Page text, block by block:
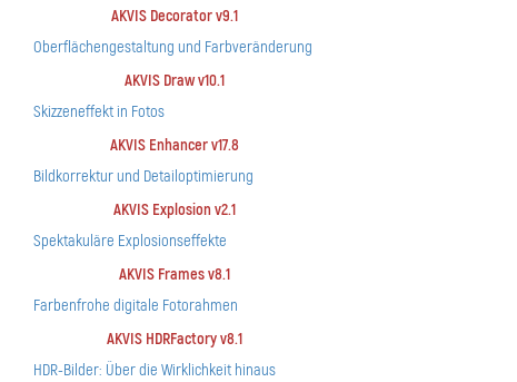
AKVIS Decorator v9.1
Oberflächengestaltung und Farbveränderung
AKVIS Draw v10.1
Skizzeneffekt in Fotos
AKVIS Enhancer v17.8
Bildkorrektur und Detailoptimierung
AKVIS Explosion v2.1
Spektakuläre Explosionseffekte
AKVIS Frames v8.1
Farbenfrohe digitale Fotorahmen
AKVIS HDRFactory v8.1
HDR-Bilder: Über die Wirklichkeit hinaus